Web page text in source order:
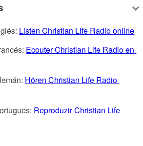
Listen Christian Life Radio online
Ecouter Christian Life Radio en
Hören Christian Life Radio
Reproduzir Christian Life